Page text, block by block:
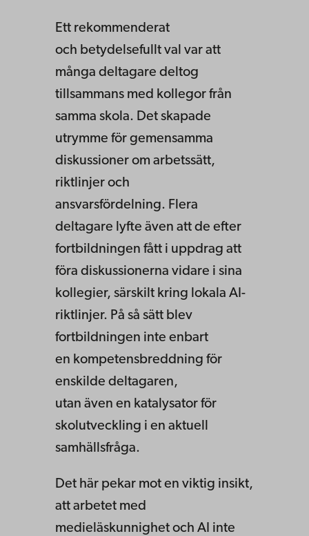
Ett rekommenderat
och betydelsefullt val var att
många deltagare deltog
tillsammans med kollegor från
samma skola. Det skapade
utrymme för gemensamma
diskussioner om arbetssätt,
riktlinjer och
ansvarsfördelning. Flera
deltagare lyfte även att de efter
fortbildningen fått i uppdrag att
föra diskussionerna vidare i sina
kollegier, särskilt kring lokala AI-
riktlinjer. På så sätt blev
fortbildningen inte enbart
en kompetensbreddning för
enskilde deltagaren,
utan även en katalysator för
skolutveckling i en aktuell
samhällsfråga.
Det här pekar mot en viktig insikt,
att arbetet med
medieläskunnighet och AI inte